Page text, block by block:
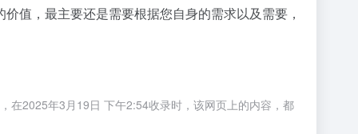
值，最主要还是需要根据您自身的需求以及需要，
在2025年3月19日 下午2:54收录时，该网页上的内容，都